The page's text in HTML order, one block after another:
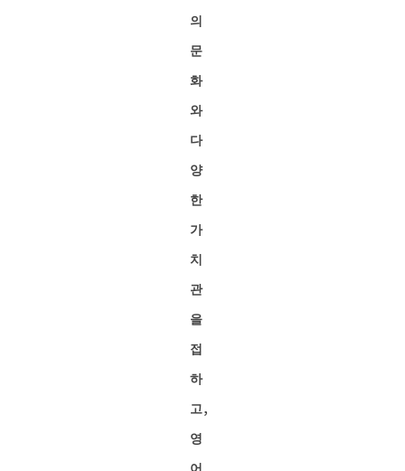
의
문
화
와
다
양
한
가
치
관
을
접
하
고,
영
어